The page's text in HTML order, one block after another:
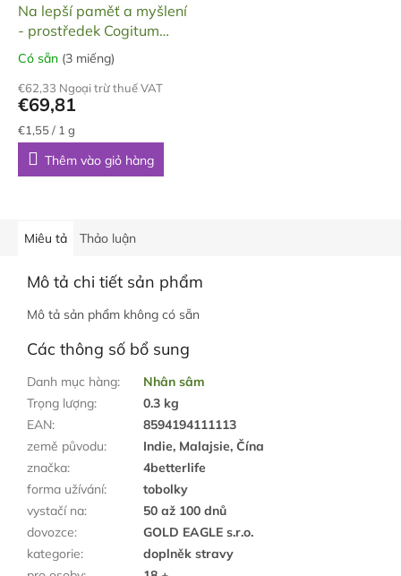
Na lepší paměť a myšlení
- prostředek Cogitum
Max, dárkové balení, 90
tobolek, 45 g
Đánh
trung
bình
của
sản
phẩm
là
sao.
Có sẵn (3 miếng)
€62,33 Ngoại trừ thuế VAT
€69,81
Giá
đo
lường:
€1,55 / 1 g
Thêm vào giỏ hàng
Miêu tả Thảo luận
Mô tả chi tiết sản phẩm
Mô tả sản phẩm không có sẵn
Các thông số bổ sung
Danh mục hàng:
Nhân sâm
Trọng lượng:
0.3 kg
EAN:
8594194111113
země původu:
Indie, Malajsie, Čína
značka:
4betterlife
forma užívání:
tobolky
vystačí na:
50 až 100 dnů
dovozce:
GOLD EAGLE s.r.o.
kategorie:
doplněk stravy